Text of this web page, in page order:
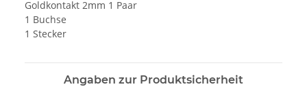
Goldkontakt 2mm 1 Paar
1 Buchse
1 Stecker
Angaben zur Produktsicherheit